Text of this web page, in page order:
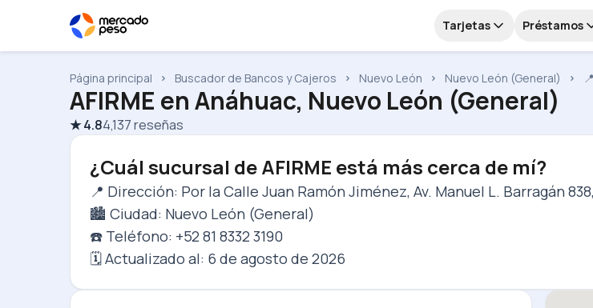
Tarjetas Préstamos
Página principal Buscador de Bancos y Cajeros Nuevo León Nuevo León (General)
AFIRME enAnáhuac, Nuevo León (General)
★4.84,137reseñas
¿Cuál sucursal de AFIRME está más cerca de mí?
📍 Dirección: Por la Calle Juan Ramón Jiménez, Av. Manuel L. Barragán
🏙️ Ciudad: Nuevo León (General)
☎️ Teléfono: +52 81 8332 3190
🗓️ Actualizado al: 6 de agosto de 2026